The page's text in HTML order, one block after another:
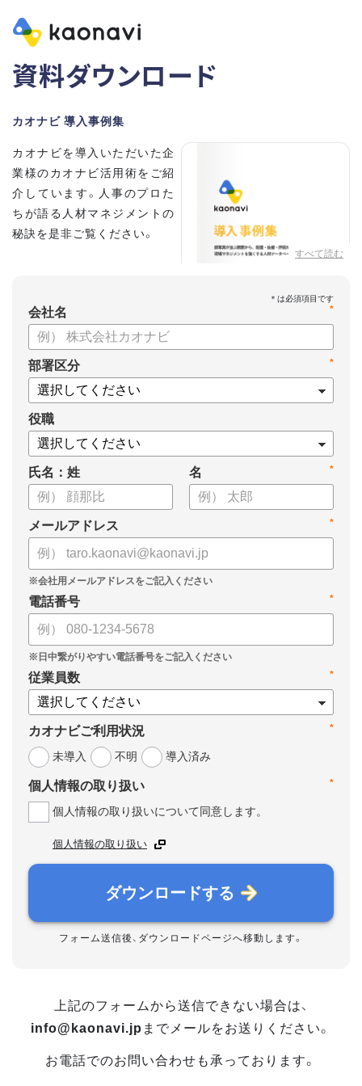
資料ダウンロード
カオナビ 導入事例集
すべて読む
カオナビを導入いただいた企
業様のカオナビ活用術をご紹
介しています。人事のプロた
ちが語る人材マネジメントの
秘訣を是非ご覧ください。
*
会社名
*
部署区分
役職
氏名：姓 *
名
*
メールアドレス
*
電話番号
*
従業員数
*
カオナビご利用状況
未導入
不明 導入済み
*
個人情報の取り扱い
個人情報の取り扱いについて同意します。
個人情報の取り扱い
ダウンロードする
フォーム送信後、ダウンロードページへ移動します。
上記のフォームから送信できない場合は、
info@kaonavi.jp までメールをお送りください。
お電話でのお問い合わせも承っております。